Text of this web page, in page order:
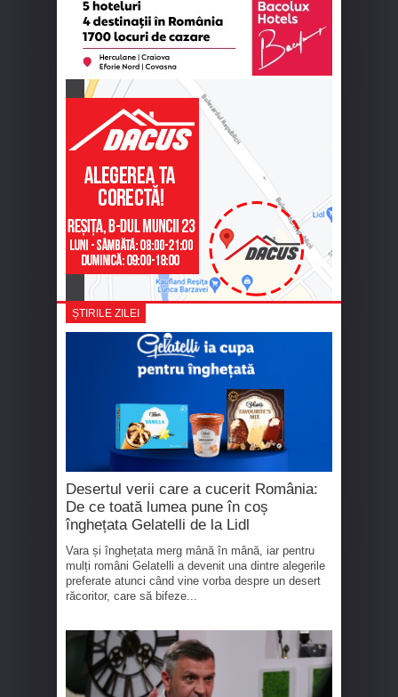
ȘTIRILE ZILEI
Desertul verii care a cucerit România:
De ce toată lumea pune în coș
înghețata Gelatelli de la Lidl
Vara și înghețata merg mână în mână, iar pentru
mulți români Gelatelli a devenit una dintre alegerile
preferate atunci când vine vorba despre un desert
răcoritor, care să bifeze...